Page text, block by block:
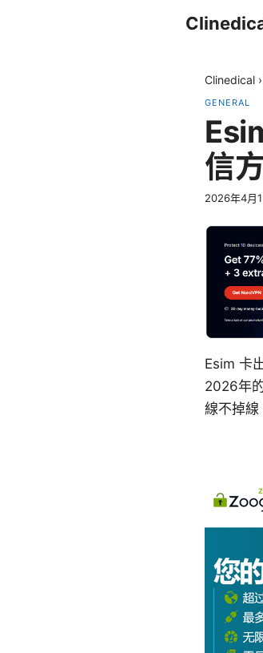
Clinedical ›
GENERAL
信
2026年4月
Esim 卡
2026年
線不掉線